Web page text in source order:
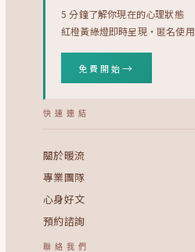
5 分鐘了解你現在的心理狀態
紅橙黃綠燈即時呈現・匿名使用
免費開始→
快速連結
關於暖流
專業團隊
心身好文
預約諮詢
聯絡我們